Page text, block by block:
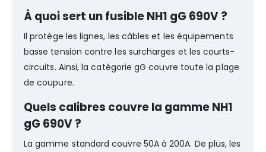
À quoi sert un fusible NH1 gG 690V ?
Il protège les lignes, les câbles et les équipements
basse tension contre les surcharges et les courts-
circuits. Ainsi, la catégorie gG couvre toute la plage
de coupure.
Quels calibres couvre la gamme NH1
gG 690V ?
La gamme standard couvre 50A à 200A. De plus, les